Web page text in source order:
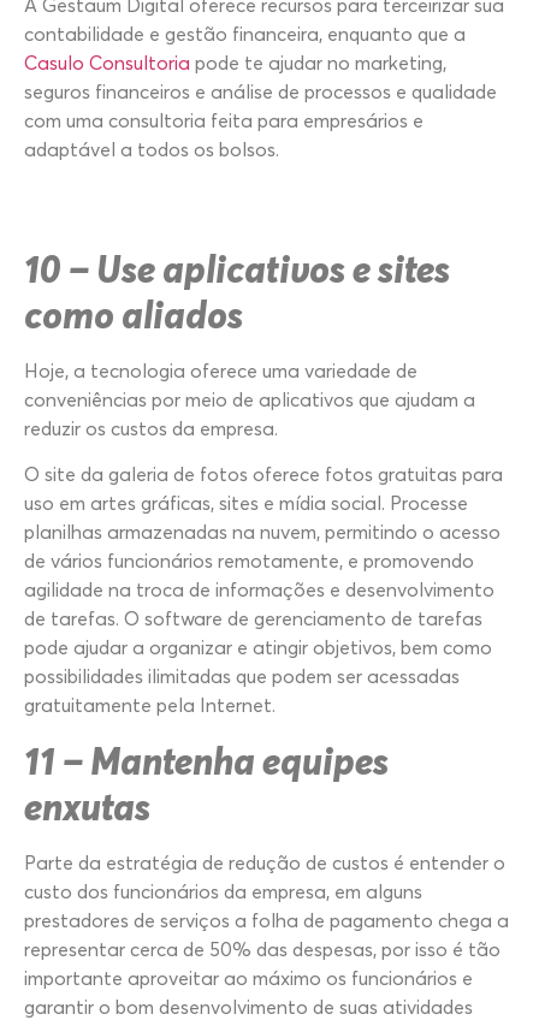
contabilidade e gestão financeira, enquanto que a
Casulo Consultoria pode te ajudar no marketing,
seguros financeiros e análise de processos e qualidade
com uma consultoria feita para empresários e
adaptável a todos os bolsos.
10 – Use aplicativos e sites
como aliados
Hoje, a tecnologia oferece uma variedade de
conveniências por meio de aplicativos que ajudam a
reduzir os custos da empresa.
O site da galeria de fotos oferece fotos gratuitas para
uso em artes gráficas, sites e mídia social. Processe
planilhas armazenadas na nuvem, permitindo o acesso
de vários funcionários remotamente, e promovendo
agilidade na troca de informações e desenvolvimento
de tarefas. O software de gerenciamento de tarefas
pode ajudar a organizar e atingir objetivos, bem como
possibilidades ilimitadas que podem ser acessadas
gratuitamente pela Internet.
11 – Mantenha equipes
enxutas
Parte da estratégia de redução de custos é entender o
custo dos funcionários da empresa, em alguns
prestadores de serviços a folha de pagamento chega a
representar cerca de 50% das despesas, por isso é tão
importante aproveitar ao máximo os funcionários e
garantir o bom desenvolvimento de suas atividades